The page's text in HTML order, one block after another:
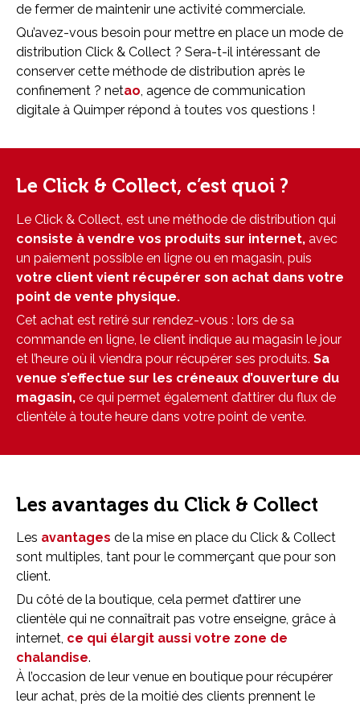
de fermer de maintenir une activité commerciale.
Qu’avez-vous besoin pour mettre en place un mode de
distribution Click & Collect ? Sera-t-il intéressant de
conserver cette méthode de distribution après le
confinement ? netao, agence de communication
digitale à Quimper répond à toutes vos questions !
Le Click & Collect, c’est quoi ?
Le Click & Collect, est une méthode de distribution qui
consiste à vendre vos produits sur internet, avec
un paiement possible en ligne ou en magasin, puis
votre client vient récupérer son achat dans votre
point de vente physique.
Cet achat est retiré sur rendez-vous : lors de sa
commande en ligne, le client indique au magasin le jour
et l’heure où il viendra pour récupérer ses produits. Sa
venue s’effectue sur les créneaux d’ouverture du
magasin, ce qui permet également d’attirer du flux de
clientèle à toute heure dans votre point de vente.
Les avantages du Click & Collect
Les avantages de la mise en place du Click & Collect
sont multiples, tant pour le commerçant que pour son
client.
Du côté de la boutique, cela permet d’attirer une
clientèle qui ne connaîtrait pas votre enseigne, grâce à
internet, ce qui élargit aussi votre zone de
chalandise.
À l’occasion de leur venue en boutique pour récupérer
leur achat, près de la moitié des clients prennent le